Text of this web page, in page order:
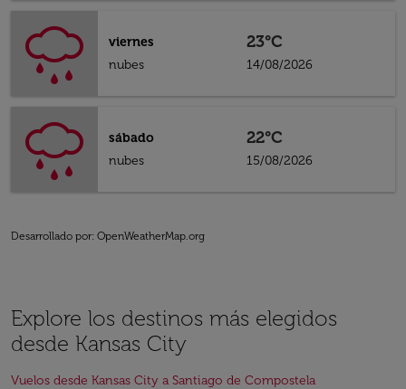
viernes
nubes
23°C
14/08/2026
sábado
nubes
22°C
15/08/2026
Desarrollado por: OpenWeatherMap.org
Explore los destinos más elegidos
desde Kansas City
Vuelos desde Kansas City a Santiago de Compostela